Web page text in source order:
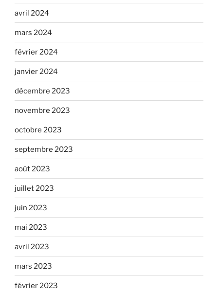
avril 2024
mars 2024
février 2024
janvier 2024
décembre 2023
novembre 2023
octobre 2023
septembre 2023
août 2023
juillet 2023
juin 2023
mai 2023
avril 2023
mars 2023
février 2023